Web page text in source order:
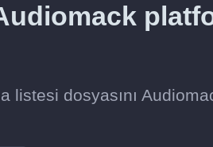
listesi dosyasını